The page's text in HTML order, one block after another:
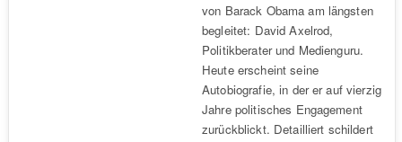
von Barack Obama am längsten
begleitet: David Axelrod,
Politikberater und Medienguru.
Heute erscheint seine
Autobiografie, in der er auf vierzig
Jahre politisches Engagement
zurückblickt. Detailliert schildert